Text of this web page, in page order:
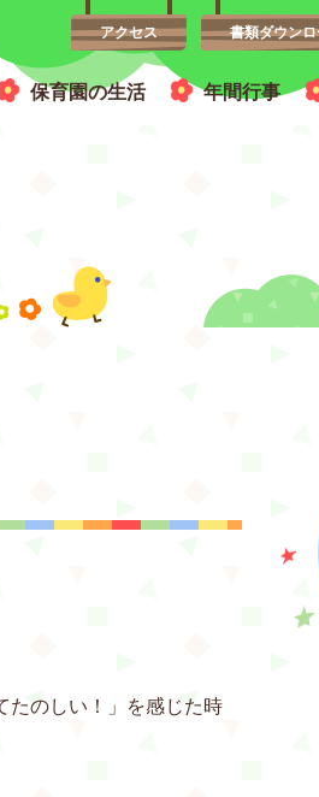
保育園の生活 年間行事
アクセス 書類ダウン
たのしい！」を感じた時